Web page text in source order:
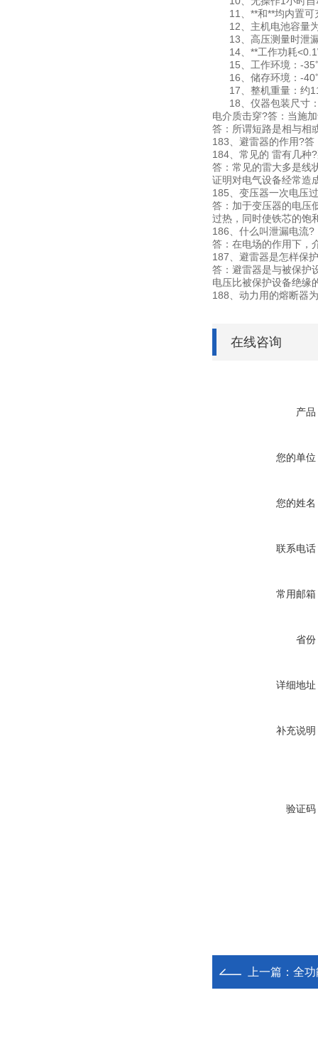
11、**和**均内置可
12、主机电池容量为
13、高压测量时泄
14、**工作功耗
15、工作环境：-
16、储存环境：-
17、整机重量：约
18、仪器包装尺寸：
电介质击穿?答：当施
答：所谓短路是相与相
183、避雷器的作用?
184、常见的 雷有几种
答：常见的雷大多是线
证明对电气设备经常造
185、变压器一次电压
答：加于变压器的电压
过热，同时使铁芯的饱
186、什么叫泄漏电流?
答：在电场的作用下，
187、避雷器是怎样保
答：避雷器是与被保护
电压比被保护设备绝缘
188、动力用的熔断器
在线咨询
产品
您的单位
您的姓名
联系电话
常用邮箱
省份
详细地址
补充说明
验证码
上一篇： 全